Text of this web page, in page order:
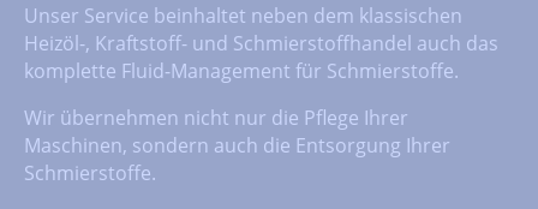
Unser Service beinhaltet neben dem klassischen
Heizöl-, Kraftstoff- und Schmierstoffhandel auch das
komplette Fluid-Management für Schmierstoffe.
Wir übernehmen nicht nur die Pflege Ihrer
Maschinen, sondern auch die Entsorgung Ihrer
Schmierstoffe.